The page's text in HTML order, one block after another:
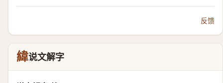
反馈
緯说文解字